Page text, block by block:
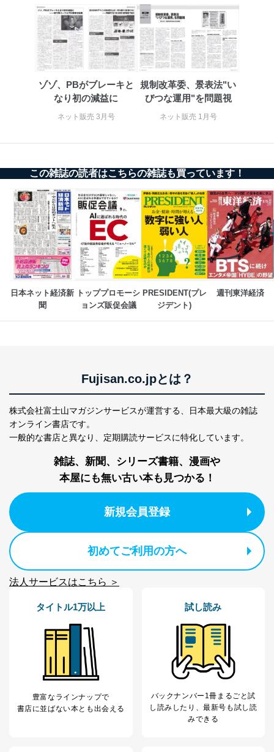
ため
ｅメール等による商品、サービ
ス、キャンペーン等の広告に関す
るご案内のため
4
採用応募者の方の
個人情報
採用選考、ご連絡のため
5
人情報
め
パートナー（提携
企業）からの委託
購入商品配送のため
提携企業及びお客様がご購入され
7
SNS公式アカウン
トに登録された方
の個人情報
当社のサービス利用状況の把握お
お問い合わせ対応、トラブル対
処、オペレーター教育など応対品
質向上のため
その他当社のプライバシーポリシ
ー等にて公表する利用目的達成の
ため
※上記の利用目的のうちNo.1～5については保有個人デ
ータ（開示対象個人情報）の利用目的であり、下記4.の
開示等のご請求に対応させていただきます。
なお、6、7については、パートナー（提携企業）様又は
本人の同意を得ることなく第三者に提供することはあり
ません。ただし、次の場合は除きます。
法令に基づく場合
人の生命､身体または財産の保護のために必要がある
場合であって、本人の同意を得ることが困難であると
公衆衛生の向上または児童の健全な育成の推進のため
に特に必要がある場合であって、本人の同意を得るこ
とが困難である場合。
国の機関もしくは地方公共団体またはその委託を受け
する必要がある場合であって、本人の同意を得ること
上記２．の利用目的を実施するために守秘義務を結ん
託・提供する場合、その業務に必要な範囲で委託・提
供先企業に個人情報を開示することがあります。
が、これらに限りません。
トカード決済などの決済代行・料金回収会社、広
告配信サービス会社
提供先：出版社、出版物発売元、卸売会社、販売
店など商品の供給者、梱包会社、配送会社、新聞
販売店などの梱包・配送・配達会社
４．開示対象個人情報の「開示」「訂正」等の請求につ
いて
ゾゾ、PBがブレーキと
なり初の減益に
ネット販売 3月号
規制改革委、景表法"い
びつな運用"を問題視
ネット販売 1月号
この雑誌の読者はこちらの雑誌も買っています！
日本ネット経済新
聞
トッププロモーシ
ョンズ販促会議
PRESIDENT(プレ
ジデント)
週刊東洋経済
Fujisan.co.jpとは？
株式会社富士山マガジンサービスが運営する、
日本最大級の雑誌
オンライン書店です。
一般的な書店と異なり、 定期購読サービスに特化しています。
雑誌、新聞、シリーズ書籍、漫画や
本屋にも無い古い本も見つかる！
新規会員登録
初めてご利用の方へ
法人サービスはこちら ＞
タイトル1万以上
豊富なラインナップで
書店に並ばない本とも出会える
試し読み
バックナンバー1冊まるごと試
し読み したり、最新号も試し読
みできる